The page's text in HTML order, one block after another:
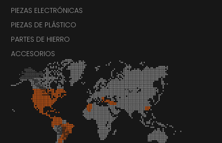
PIEZAS ELECTRÓNICAS
PIEZAS DE PLÁSTICO
PARTES DE HIERRO
ACCESORIOS